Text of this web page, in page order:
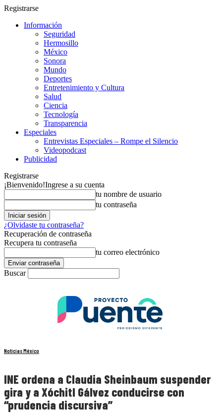
Registrarse
Información
Seguridad
Hermosillo
México
Sonora
Mundo
Deportes
Entretenimiento y Cultura
Salud
Ciencia
Tecnología
Transparencia
Especiales
Entrevistas Especiales – Rompe el Silencio
Videopodcast
Publicidad
Registrarse
¡Bienvenido!Ingrese a su cuenta
tu nombre de usuario
tu contraseña
¿Olvidaste tu contraseña?
Recuperación de contraseña
Recupera tu contraseña
tu correo electrónico
Buscar
Noticias México
INE ordena a Claudia Sheinbaum suspender
gira y a Xóchitl Gálvez conducirse con
“prudencia discursiva”